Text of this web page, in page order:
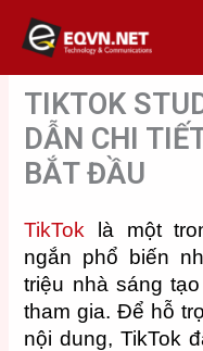
content
TIKTOK
DẪN CHI
BẮT ĐẦU
TikTok là một
ngắn phổ biến
triệu nhà sáng
tham gia. Để hỗ
nội dung, TikTok